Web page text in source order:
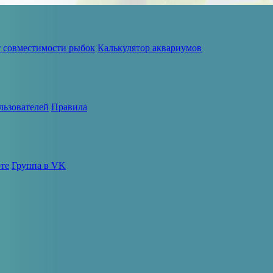
совместимости рыбок Калькулятор аквариумов
Правила
Группа в VK